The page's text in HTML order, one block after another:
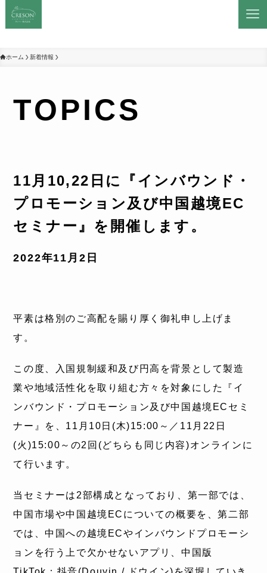
ホーム 新着情報
TOPICS
11月10,22日に『インバウンド・
プロモーション及び中国越境EC
セミナー』を開催します。
2022年11月2日
平素は格別のご高配を賜り厚く御礼申し上げま
す。
この度、入国規制緩和及び円高を背景として製造
業や地域活性化を取り組む方々を対象にした『イ
ンバウンド・プロモーション及び中国越境ECセミ
ナー』を、11月10日(木)15:00～／11月22日
(火)15:00～の2回(どちらも同じ内容)オンラインに
て行います。
当セミナーは2部構成となっており、第一部では、
中国市場や中国越境ECについての概要を、第二部
では、中国への越境ECやインバウンドプロモーシ
ョンを行う上で欠かせないアプリ、中国版